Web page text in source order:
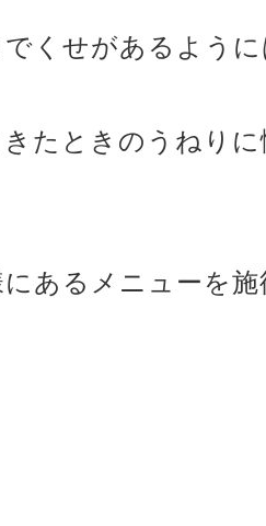
くせがあるよう
たときのうねり
あるメニューを